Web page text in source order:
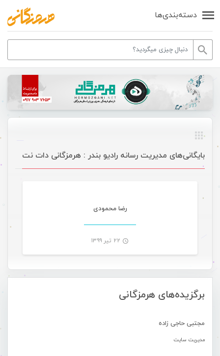
دسته‌بندی‌ها
برگزیده‌های هرمزگانی
مجتبی حاجی زاده
مدیریت سایت
بایگانی‌های مدیریت رسانه رادیو بندر : هرمزگانی دات نت
رضا محمودی
۲۲ تیر ۱۳۹۹